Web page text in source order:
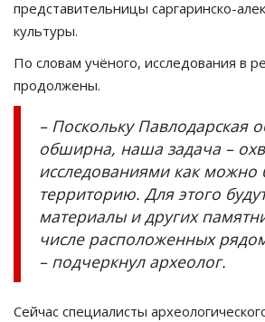
представительницы саргаринско-
культуры.
По словам учёного, исследования в
продолжены.
– Поскольку Павлодарская
обширна, наша задача –
исследованиями как
территорию. Для этого
материалы и других
числе расположенных
– подчеркнул археолог.
Сейчас специалисты